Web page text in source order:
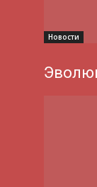
Новости